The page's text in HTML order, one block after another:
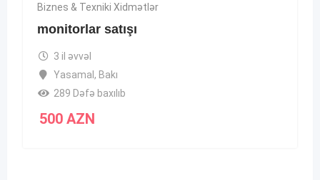
Biznes & Texniki Xidmətlər
monitorlar satışı
3 il əvvəl
Yasamal , Bakı
289 Dəfə baxılıb
500 AZN